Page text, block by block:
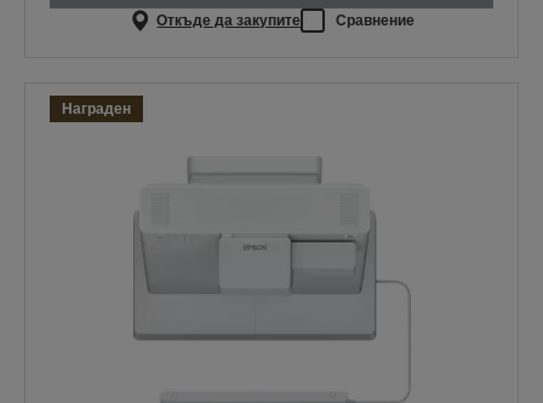
Откъде да закупите Сравнение
Награден